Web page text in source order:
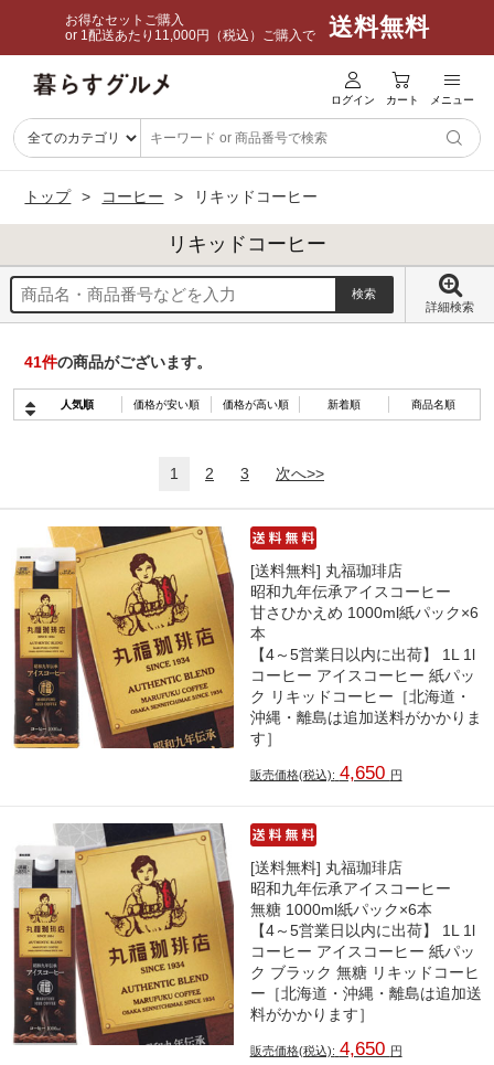
お得なセットご購入
or 1配送あたり11,000円（税込）ご購入で
送料無料
ログイン カート メニュー
トップ コーヒー リキッドコーヒー
リキッドコーヒー
詳細検索
41件の商品がございます。
人気順 価格が安い順 価格が高い順 新着順 商品名順
1 2 3 次へ>>
[送料無料] 丸福珈琲店
昭和九年伝承アイスコーヒー
甘さひかえめ 1000ml紙パック×6
本
【4～5営業日以内に出荷】 1L 1l
コーヒー アイスコーヒー 紙パッ
ク リキッドコーヒー［北海道・
沖縄・離島は追加送料がかかりま
す］
販売価格(税込): 4,650 円
[送料無料] 丸福珈琲店
昭和九年伝承アイスコーヒー
無糖 1000ml紙パック×6本
【4～5営業日以内に出荷】 1L 1l
コーヒー アイスコーヒー 紙パッ
ク ブラック 無糖 リキッドコーヒ
ー［北海道・沖縄・離島は追加送
料がかかります］
販売価格(税込): 4,650 円